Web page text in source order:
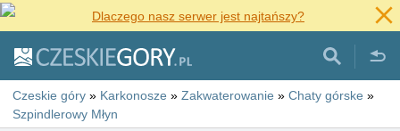
Dlaczego nasz serwer jest najtańszy?
Czeskie góry » Karkonosze » Zakwaterowanie » Chaty górske »
Szpindlerowy Młyn